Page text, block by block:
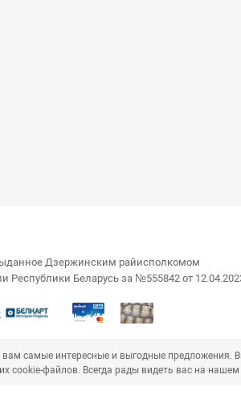
Дзержинским райисполкомом
Республики Беларусь за №555842 от
самые интересные и выгодные
cookie-файлов. Всегда рады видеть вас на нашем